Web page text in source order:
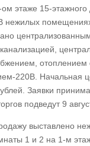
этаже 15-этажного
нежилых
отоплением
220В. Начальная
Заявки
подведут 9
выставлено
1 и 2 на 1-м